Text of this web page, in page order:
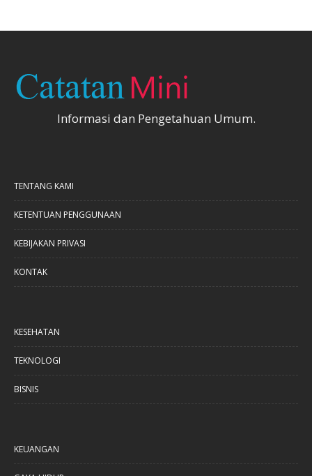
Informasi dan Pengetahuan Umum.
TENTANG KAMI
KETENTUAN PENGGUNAAN
KEBIJAKAN PRIVASI
KONTAK
KESEHATAN
TEKNOLOGI
BISNIS
KEUANGAN